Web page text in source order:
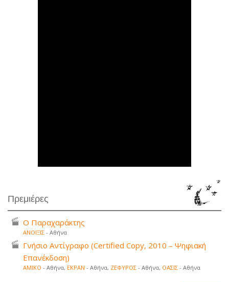
Πρεμιέρες
Ο Παραχαράκτης
ΑΝΟΙΞΙΣ - Αθήνα
Γνήσιο Αντίγραφο (Certified Copy, 2010 – Ψηφιακή
Επανέκδοση)
ΑΜΙΚΟ - Αθήνα, ΕΚΡΑΝ - Αθήνα, ΖΕΦΥΡΟΣ - Αθήνα, ΟΑΣΙΣ - Αθήνα